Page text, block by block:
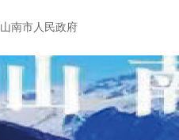
山南市人民政府